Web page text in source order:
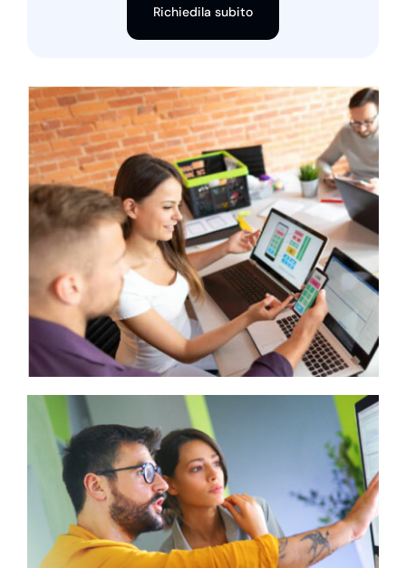
Richiedila subito